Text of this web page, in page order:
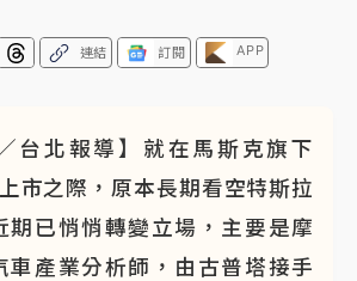
首破單月9000億元下半年續旺指
驚傳離世！曾以「瘋狂籃球」震撼聯
致
連結 訂閱 APP
台北報導】就在馬斯克旗下
市之際，原本長期看空特斯拉
期已悄悄轉變立場，主要是摩
車產業分析師，由古普塔接手